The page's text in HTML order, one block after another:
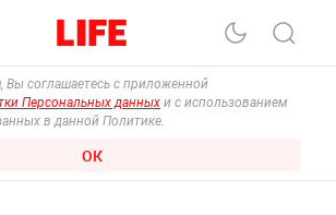
Вы соглашаетесь с приложенной
Персональных данных и с использованием
в данной Политике.
ОК